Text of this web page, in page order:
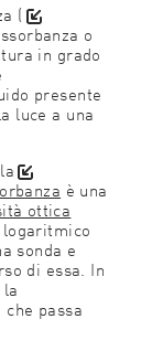
(
o
in grado
presente
luce a una
è una
ottica
sonda e
di essa. In
passa